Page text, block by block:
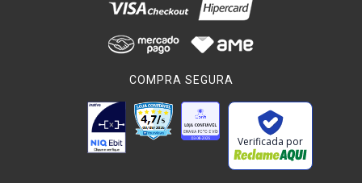
COMPRA SEGURA
Verificada por